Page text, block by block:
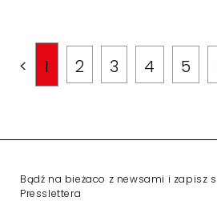
< 1 2 3 4 5
Bądź na bieżaco z newsami i zapisz
Presslettera